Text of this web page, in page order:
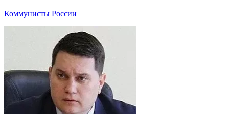
Коммунисты России